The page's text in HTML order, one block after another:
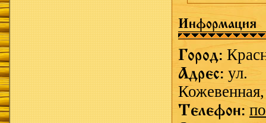
Информация
Город:
Адрес: ул.
Телефон: